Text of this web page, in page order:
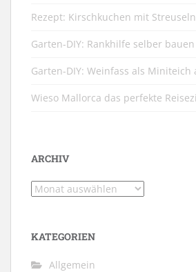
Rezept: Kirschkuchen mit Streuseln
Garten-DIY: Rankhilfe selber bauen
Garten-DIY: Weinfass als Miniteich
Wieso Mallorca das perfekte
ARCHIV
Archiv
KATEGORIEN
Allgemein